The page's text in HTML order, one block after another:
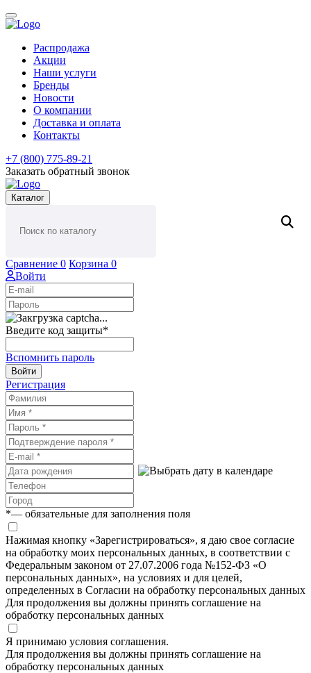
Распродажа
Акции
Наши услуги
Бренды
Новости
О компании
Доставка и оплата
Контакты
+7 (800) 775-89-21
Заказать обратный звонок
Каталог
Сравнение 0 Корзина 0
Войти
Введите код защиты*
Вспомнить пароль
Войти
Регистрация
*— обязательные для заполнения поля
Нажимая кнопку «Зарегистрироваться», я даю свое согласие
на обработку моих персональных данных, в соответствии с
Федеральным законом от 27.07.2006 года №152-ФЗ «О
персональных данных», на условиях и для целей,
определенных в Согласии на обработку персональных данных
Для продолжения вы должны принять соглашение на
обработку персональных данных
Я принимаю условия соглашения.
Для продолжения вы должны принять соглашение на
обработку персональных данных